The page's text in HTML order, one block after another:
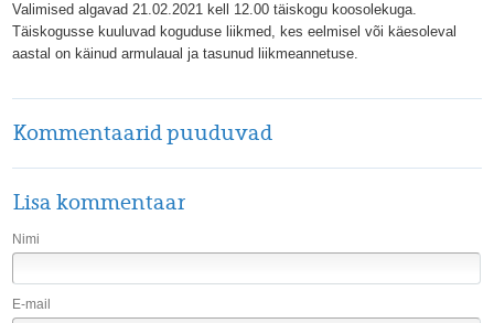
Valimised algavad 21.02.2021 kell 12.00 täiskogu koosolekuga.
Täiskogusse kuuluvad koguduse liikmed, kes eelmisel või käesoleval
aastal on käinud armulaual ja tasunud liikmeannetuse.
Kommentaarid puuduvad
Lisa kommentaar
Nimi
E-mail